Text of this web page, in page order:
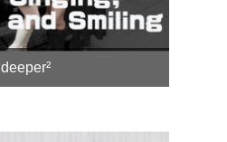
deeper²